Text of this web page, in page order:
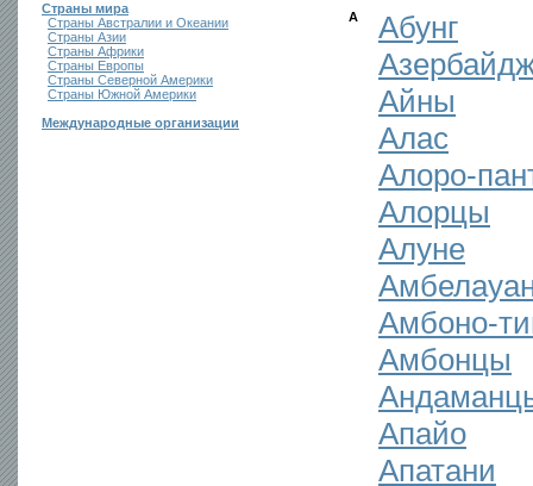
Страны мира
Страны Австралии и Океании
Страны Азии
Страны Африки
Страны Европы
Страны Северной Америки
Страны Южной Америки
Международные организации
А
Абунг
Айны
Алас
Алоро-
Алорцы
Алуне
Амбоно-
Амбонцы
Апайо
Апатани